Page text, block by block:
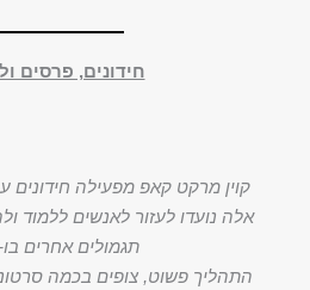
חידונים, פרסים
קוין מרקט קאפ מפעילה
אלה נועדו לעזור לאנשים ללמוד
תגמולים אחרים
התהליך פשוט, צופים בכמה